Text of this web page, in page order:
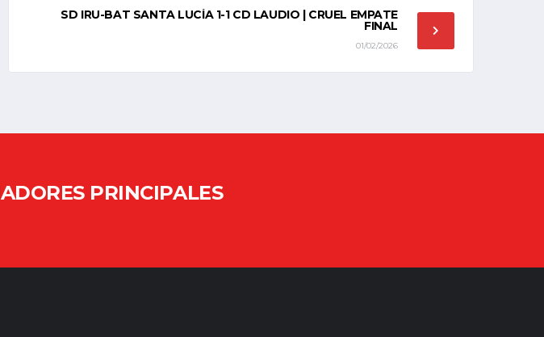
SD IRU-BAT SANTA LUCÍA 1-1 CD LAUDIO | CRUEL EMPATE
FINAL
01/02/2026
PRINCIPALES